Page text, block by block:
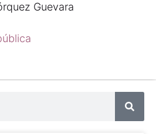
Guevara